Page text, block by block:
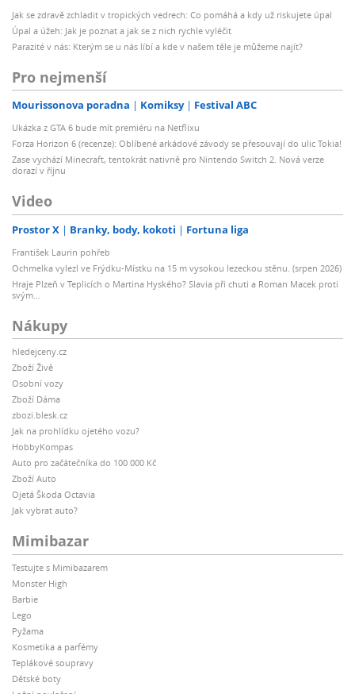
Jak se zdravě zchladit v tropických vedrech: Co pomáhá a kdy už riskujete úpal
Úpal a úžeh: Jak je poznat a jak se z nich rychle vyléčit
Parazité v nás: Kterým se u nás líbí a kde v našem těle je můžeme najít?
Pro nejmenší
Mourissonova poradna Komiksy Festival ABC
Ukázka z GTA 6 bude mít premiéru na Netflixu
Forza Horizon 6 (recenze): Oblíbené arkádové závody se přesouvají do ulic Tokia!
Zase vychází Minecraft, tentokrát nativně pro Nintendo Switch 2. Nová verze
dorazí v říjnu
Video
Prostor X Branky, body, kokoti Fortuna liga
František Laurin pohřeb
Ochmelka vylezl ve Frýdku-Místku na 15 m vysokou lezeckou stěnu. (srpen 2026)
Hraje Plzeň v Teplicích o Martina Hyského? Slavia při chuti a Roman Macek proti
svým…
Nákupy
hledejceny.cz
Zboží Živě
Osobní vozy
Zboží Dáma
zbozi.blesk.cz
Jak na prohlídku ojetého vozu?
HobbyKompas
Auto pro začátečníka do 100 000 Kč
Zboží Auto
Ojetá Škoda Octavia
Jak vybrat auto?
Mimibazar
Testujte s Mimibazarem
Monster High
Barbie
Lego
Pyžama
Kosmetika a parfémy
Teplákové soupravy
Dětské boty